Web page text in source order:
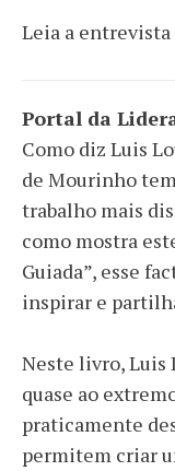
Leia a
Portal da
Como diz Luis
de Mourinho
trabalho mais
como mostra
Guiada”, esse
inspirar e
Neste livro, Luis
quase ao
praticamente
permitem criar